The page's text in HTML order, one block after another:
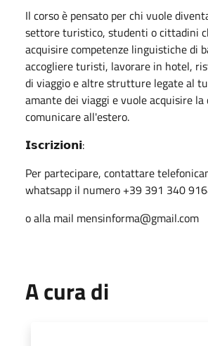
Il corso è pensato per chi vuole
settore turistico, studenti o cittadini
acquisire competenze linguistiche di
accogliere turisti, lavorare in hotel,
di viaggio e altre strutture legate al
amante dei viaggi e vuole acquisire la
comunicare all'estero.
𝗜𝘀𝗰𝗿𝗶𝘇𝗶𝗼𝗻𝗶:
Per partecipare, contattare
whatsapp il numero +39 391 340
o alla mail mensinforma@gmail.com
A cura di